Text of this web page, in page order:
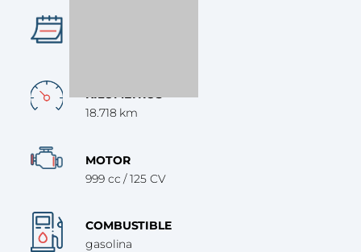
KILÓMETROS
18.718 km
MOTOR
999 cc / 125 CV
COMBUSTIBLE
gasolina